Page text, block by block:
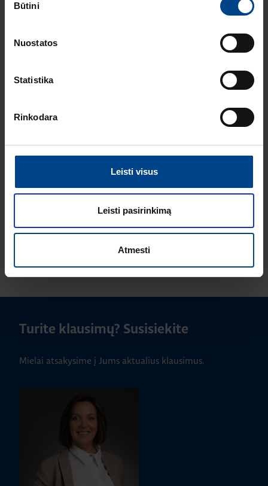
pasirinkimas
Būtini
Nuostatos
Statistika
Rinkodara
Leisti visus
Leisti pasirinkimą
Atmesti
min
sprendimas
apie modernų
ŽIŪRĖTI DAUGIAU STRAIPSNIŲ
Turite klausimų? Susisiekite
Mielai atsakysime į Jums aktualius klausimus.